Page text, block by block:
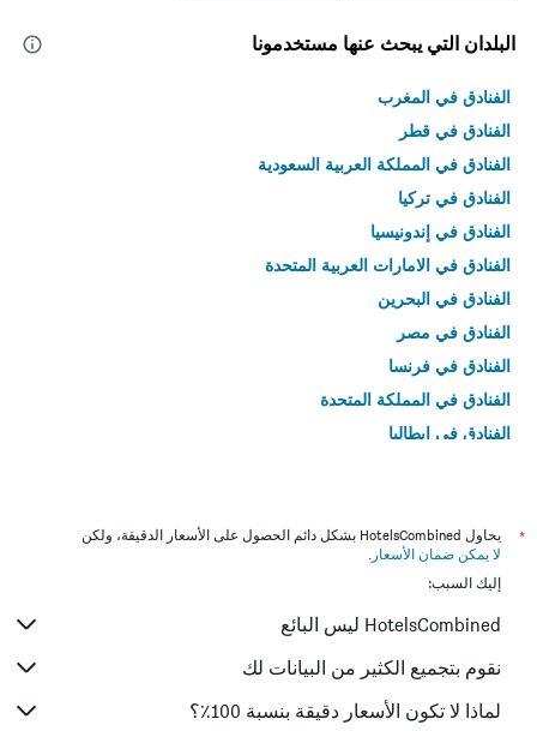
البلدان التي يبحث عنها مستخدمونا
الفنادق في المغرب
الفنادق في قطر
الفنادق في المملكة العربية السعودية
الفنادق في تركيا
الفنادق في إندونيسيا
الفنادق في الامارات العربية المتحدة
الفنادق في البحرين
الفنادق في مصر
الفنادق في فرنسا
الفنادق في المملكة المتحدة
الفنادق في إيطاليا
*
يحاول HotelsCombined بشكل دائم الحصول على الأسعار الدقيقة، ولكن
لا يمكن ضمان الأسعار .
إليك السبب:
HotelsCombined ليس البائع
نقوم بتجميع الكثير من البيانات لك
لماذا لا تكون الأسعار دقيقة بنسبة 100٪؟